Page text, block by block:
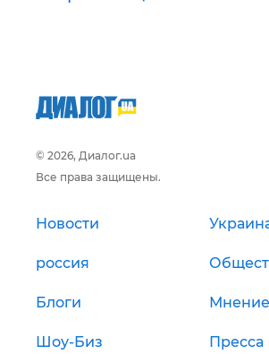
© 2026, Диалог.ua
Все права защищены.
Новости
россия
Блоги Мнение
Шоу-Биз Пресса